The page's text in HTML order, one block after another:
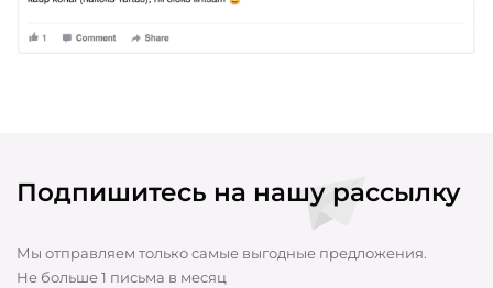
Подпишитесь на нашу рассылку
Мы отправляем только самые выгодные предложения.
Не больше 1 письма в месяц